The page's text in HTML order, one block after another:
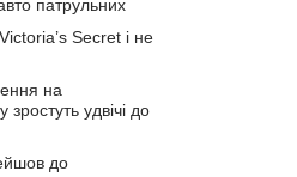
патрульних
Secret і не
на
удвічі до
до